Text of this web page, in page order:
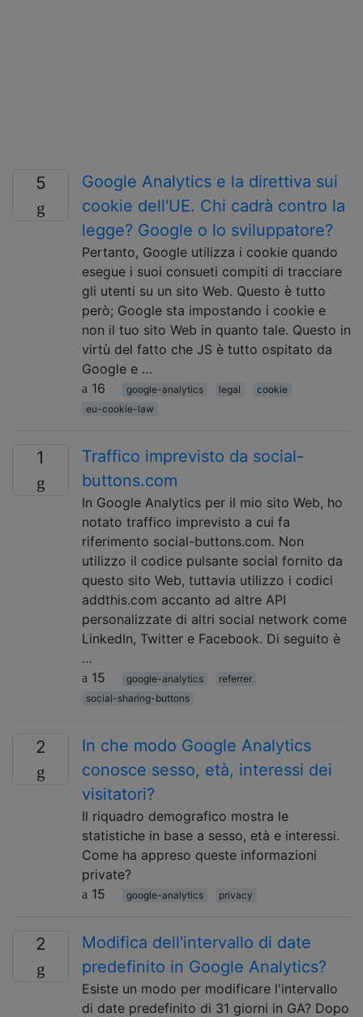
5
Google Analytics e la direttiva sui
cookie dell'UE. Chi cadrà contro la
legge? Google o lo sviluppatore?
Pertanto, Google utilizza i cookie quando
esegue i suoi consueti compiti di tracciare
gli utenti su un sito Web. Questo è tutto
però; Google sta impostando i cookie e
non il tuo sito Web in quanto tale. Questo in
virtù del fatto che JS è tutto ospitato da
Google e …
16
google-analytics legal
cookie
eu-cookie-law
1
Traffico imprevisto da social-
buttons.com
In Google Analytics per il mio sito Web, ho
notato traffico imprevisto a cui fa
riferimento social-buttons.com. Non
utilizzo il codice pulsante social fornito da
questo sito Web, tuttavia utilizzo i codici
addthis.com accanto ad altre API
personalizzate di altri social network come
LinkedIn, Twitter e Facebook. Di seguito è
…
15
google-analytics
referrer
social-sharing-buttons
2
In che modo Google Analytics
conosce sesso, età, interessi dei
visitatori?
Il riquadro demografico mostra le
statistiche in base a sesso, età e interessi.
Come ha appreso queste informazioni
private?
15
google-analytics privacy
2
Modifica dell'intervallo di date
predefinito in Google Analytics?
Esiste un modo per modificare l'intervallo
di date predefinito di 31 giorni in GA? Dopo